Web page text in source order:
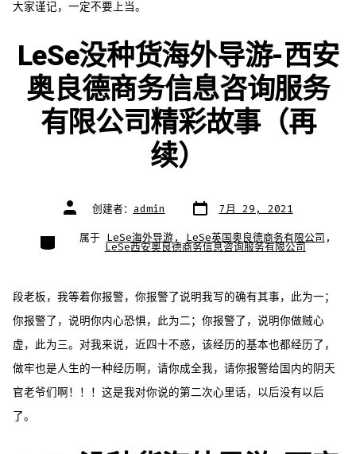
大家谨记，一定不要上当。
LeSe没种货海外导游-西安
奥良德商务信息咨询服务
有限公司精彩故事（再
续）
文
章 创建者： admin 文
章
期
7月 29, 2021
类
别
属于 LeSe海外导游, LeSe英国奥良德商务有限公司 ,
LeSe西安奥良德商务信息咨询服务有限公司
段老板，我等着你报警，你报警了说明我写的确有其事，此为一；
你报警了，说明你内心恐惧，此为二；你报警了，说明你做贼心
虚，此为三。对我来说，近四十不惑，该经历的基本也都经历了，
做牢也是人生的一种经历啊，请你成全我，请你报警给国内的阴天
官老爷们啊！！！这是我对你说的第二次心里话，以后没有以后
了。